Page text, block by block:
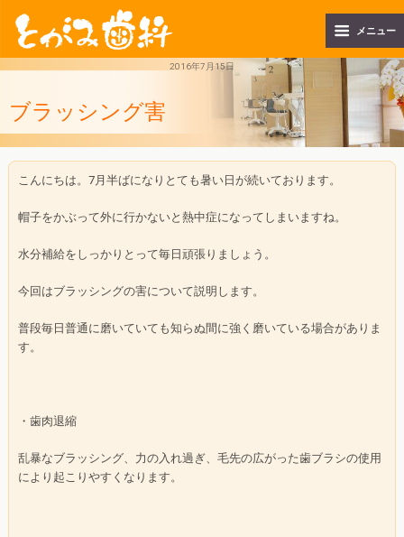
メニュー
2016年7月15日
ブラッシング害
こんにちは。7月半ばになりとても暑い日が続いております。
帽子をかぶって外に行かないと熱中症になってしまいますね。
水分補給をしっかりとって毎日頑張りましょう。
今回はブラッシングの害について説明します。
普段毎日普通に磨いていても知らぬ間に強く磨いている場合がありま
す。
・歯肉退縮
乱暴なブラッシング、力の入れ過ぎ、毛先の広がった歯ブラシの使用
により起こりやすくなります。